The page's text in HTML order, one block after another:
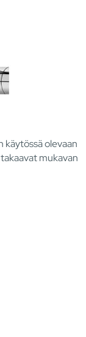
käytössä olevaan
mukavan